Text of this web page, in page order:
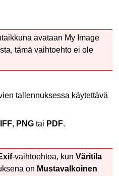
avataan My Image
tämä vaihtoehto ei ole
tallennuksessa käytettävä
, PNG tai PDF.
-vaihtoehtoa, kunVäritila
on Mustavalkoinen